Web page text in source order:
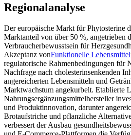
Regionalanalyse
Der europäische Markt für Phytosterine
Marktanteil von über 50 %, angetrieben
Verbraucherbewusstsein für
Akzeptanz vonFunktionelle Lebensmittel
regulatorische Rahmenbedingungen für
Nachfrage nach cholesterinsenkenden
angereicherten Lebensmitteln und
Marktwachstum angekurbelt. Etablierte
Nahrungsergänzungsmittelhersteller
und Produktinnovation, darunter
Brotaufstriche und pflanzliche
verbessert der Ausbau